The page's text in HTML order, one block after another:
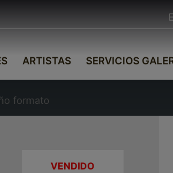
ARTISTAS SERVICIOS
formato
VENDIDO